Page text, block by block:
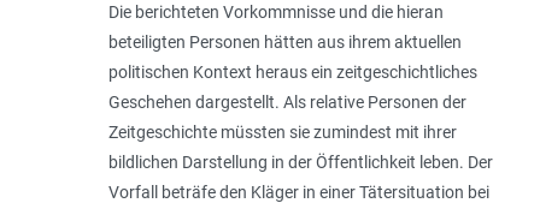
Die berichteten Vorkommnisse und die hieran
beteiligten Personen hätten aus ihrem aktuellen
politischen Kontext heraus ein zeitgeschichtliches
Geschehen dargestellt. Als relative Personen der
Zeitgeschichte müssten sie zumindest mit ihrer
bildlichen Darstellung in der Öffentlichkeit leben. Der
Vorfall beträfe den Kläger in einer Tätersituation bei